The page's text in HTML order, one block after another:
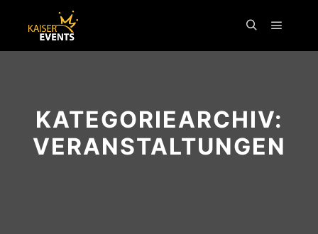
KATEGORIEARCHIV:
VERANSTALTUNGEN